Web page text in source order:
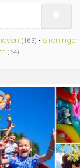
(163) • Groningen
(64)